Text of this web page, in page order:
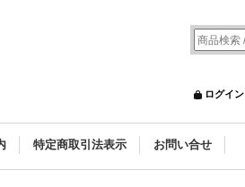
ログイン
特定商取引法表示 お問い合せ